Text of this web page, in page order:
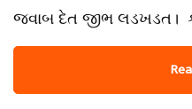
જવાબ દેત જીભ લડખડત।